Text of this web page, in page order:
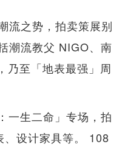
流之势，拍卖策展别
潮流教父 NIGO、南
乃至「地表最强」周
一生二命」专场，拍
设计家具等。 108